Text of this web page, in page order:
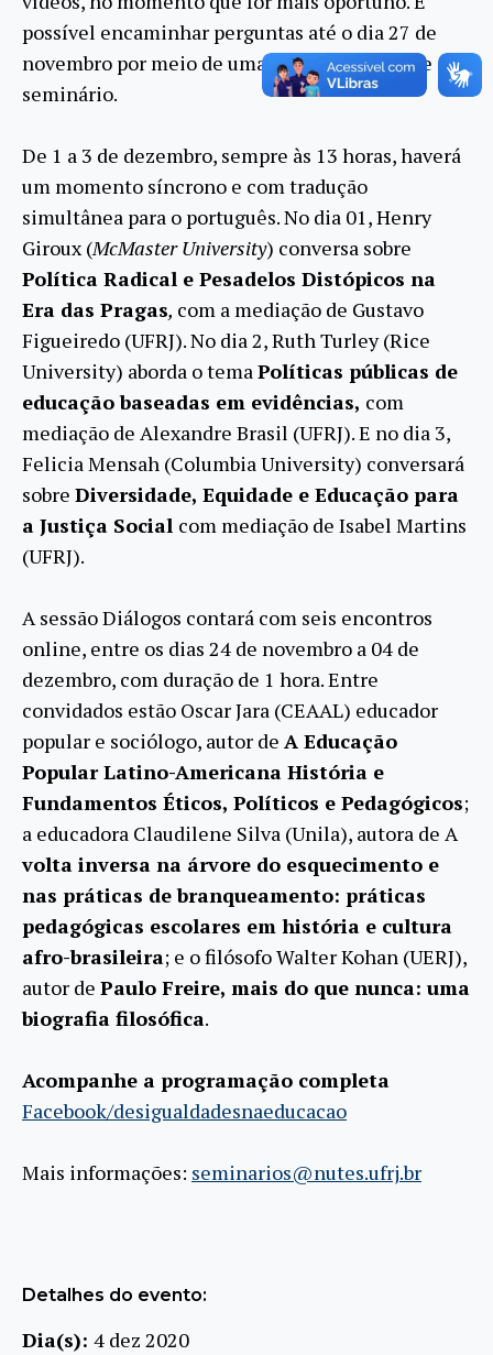
possível encaminhar perguntas até o dia 27 de
novembro por meio de uma plataforma online do
seminário.
De 1 a 3 de dezembro, sempre às 13 horas, haverá
um momento síncrono e com tradução
simultânea para o português. No dia 01, Henry
Giroux (McMaster University) conversa sobre
Política Radical e Pesadelos Distópicos na
Era das Pragas, com a mediação de Gustavo
Figueiredo (UFRJ). No dia 2, Ruth Turley (Rice
University) aborda o temaPolíticas públicas de
educação baseadas em evidências, com
mediação de Alexandre Brasil (UFRJ). E no dia 3,
Felicia Mensah (Columbia University) conversará
sobre Diversidade, Equidade e Educação para
a Justiça Social com mediação de Isabel Martins
(UFRJ).
A sessão Diálogos contará com seis encontros
online, entre os dias 24 de novembro a 04 de
dezembro, com duração de 1 hora. Entre
convidados estão Oscar Jara (CEAAL) educador
popular e sociólogo, autor de A Educação
Popular Latino-Americana História e
Fundamentos Éticos, Políticos e Pedagógicos;
a educadora Claudilene Silva (Unila), autora de A
volta inversa na árvore do esquecimento e
nas práticas de branqueamento: práticas
pedagógicas escolares em história e cultura
afro-brasileira; e o filósofo Walter Kohan (UERJ),
autor de Paulo Freire, mais do que nunca: uma
biografia filosófica.
Acompanhe a programação completa
Facebook/desigualdadesnaeducacao
Mais informações: seminarios@nutes.ufrj.br
Detalhes do evento:
Dia(s): 4 dez 2020